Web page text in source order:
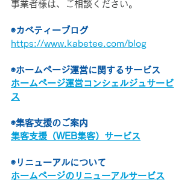
事業者様は、ご相談ください。
◉カベティーブログ
https://www.kabetee.com/blog
◉ホームページ運営に関するサービス
ホームページ運営コンシェルジュサービ
ス
◉集客支援のご案内
集客支援（WEB集客）サービス
◉リニューアルについて
ホームページのリニューアルサービス